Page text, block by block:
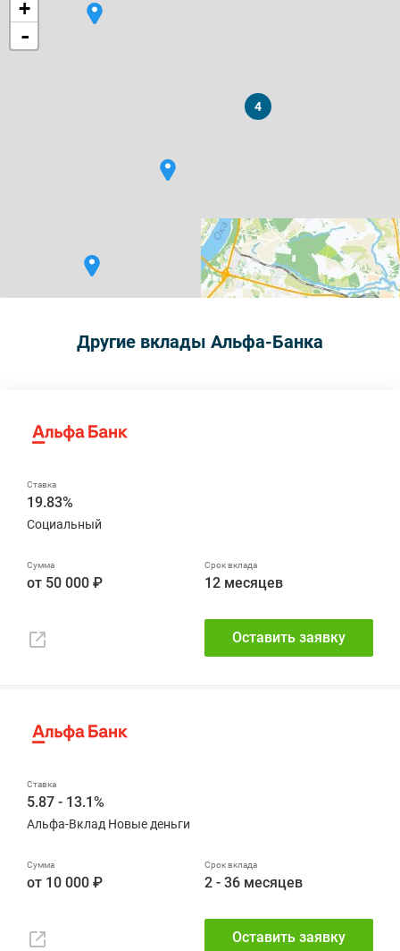
4
+
-
Другие вклады Альфа-Банка
19.83%
Социальный
от 50 000 ₽ 12 месяцев
Оставить заявку
5.87 - 13.1%
Альфа-Вклад Новые деньги
от 10 000 ₽ 2 - 36 месяцев
Оставить заявку